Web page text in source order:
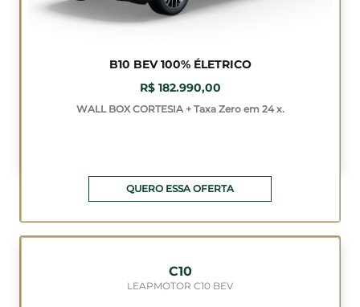
B10 BEV 100% ÉLETRICO
R$ 182.990,00
WALL BOX CORTESIA + Taxa Zero em 24 x.
QUERO ESSA OFERTA
C10
LEAPMOTOR C10 BEV